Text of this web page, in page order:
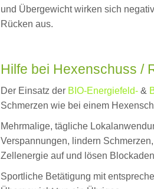
und Übergewicht wirken sich
Rücken aus.
Hilfe bei Hexenschuss /
Der Einsatz der BIO-Energiefeld- &
Schmerzen wie bei einem
Mehrmalige, tägliche
Verspannungen, lindern
Zellenergie auf und lösen
Sportliche Betätigung mit